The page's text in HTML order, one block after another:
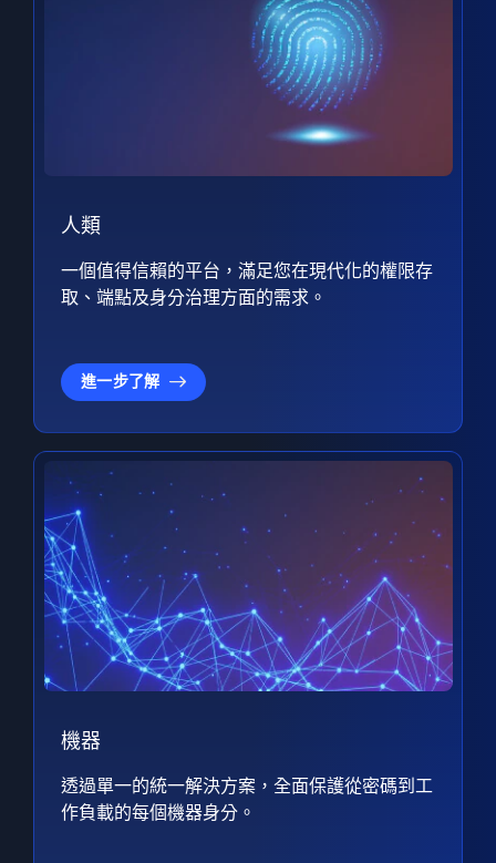
人類
一個值得信賴的平台，滿足您在現代化的權限存
取、端點及身分治理方面的需求。
進一步了解
機器
透過單一的統一解決方案，全面保護從密碼到工
作負載的每個機器身分。